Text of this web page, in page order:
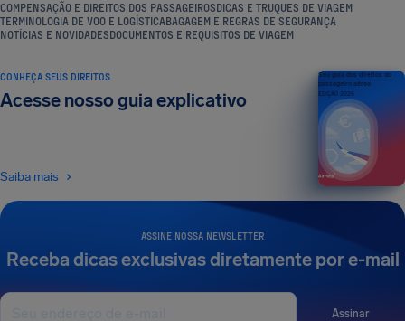
COMPENSAÇÃO E DIREITOS DOS PASSAGEIROSDICAS E TRUQUES DE VIAGEM
TERMINOLOGIA DE VOO E LOGÍSTICABAGAGEM E REGRAS DE SEGURANÇA
NOTÍCIAS E NOVIDADESDOCUMENTOS E REQUISITOS DE VIAGEM
ASSINE NOSSA NEWSLETTER
Receba dicas exclusivas diretamente por e-mail
Assinar
CONHEÇA SEUS DIREITOS
Acesse nosso guia explicativo
Saiba mais
Seu guia dos direitos do
passageiro aéreo
EDIÇÃO 2026